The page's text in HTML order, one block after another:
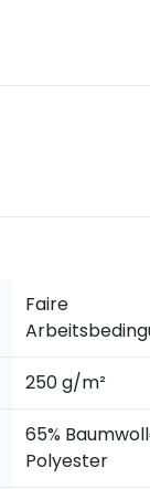
Faire
250 g/m²
65%
Polyester